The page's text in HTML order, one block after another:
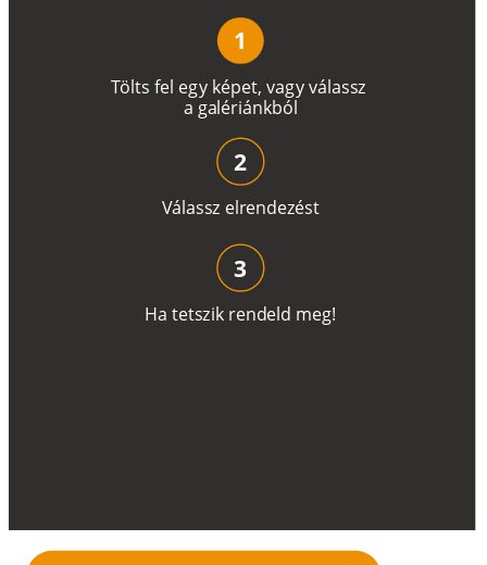
Tölts fel egy képet, vagyválassz
a galériánkból
1
Válassz elrendezést
2
Ha tetszik rendeld meg!
3